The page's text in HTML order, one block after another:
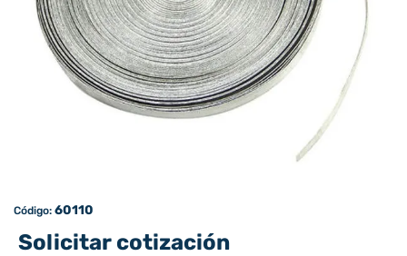
Código: 60110
Solicitar cotización